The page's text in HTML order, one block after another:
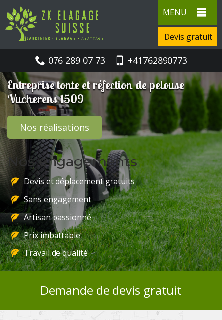
MENU
Devis gratuit
076 289 07 73 +41762890773
Entreprise tonte et réfection de pelouse
Vucherens 1509
Nos réalisations
Nos engagements
Devis et déplacement gratuits
Sans engagement
Artisan passionné
Prix imbattable
Travail de qualité
Demande de devis gratuit